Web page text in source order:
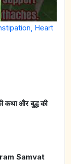
Heart
कथा और बुद्ध की
Samvat